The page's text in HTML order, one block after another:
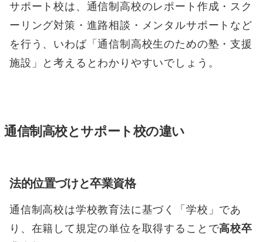
サポート校は、通信制高校のレポート作成・スク
ーリング対策・進路相談・メンタルサポートなど
を行う、いわば「通信制高校生のための塾・支援
施設」と考えるとわかりやすいでしょう。
通信制高校とサポート校の違い
法的位置づけと卒業資格
通信制高校は学校教育法に基づく「学校」であ
り、在籍して規定の単位を取得することで高校卒